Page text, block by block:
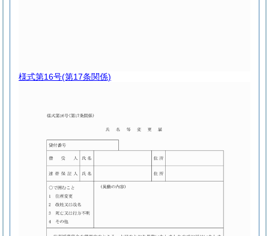
様式第16号(第17条関係)